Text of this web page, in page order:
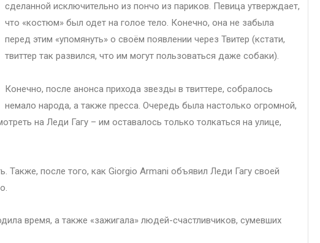
сделанной исключительно из пончо из париков. Певица утверждает,
что «костюм» был одет на голое тело. Конечно, она не забыла
перед этим «упомянуть» о своём появлении через Твитер (кстати,
твиттер так развился, что им могут пользоваться даже собаки).
Конечно, после анонса прихода звезды в твиттере, собралось
немало народа, а также пресса. Очередь была настолько огромной,
на Леди Гагу – им оставалось только толкаться на улице,
Также, после того, как Giorgio Armani объявил Леди Гагу своей
время, а также «зажигала» людей-счастливчиков, сумевших